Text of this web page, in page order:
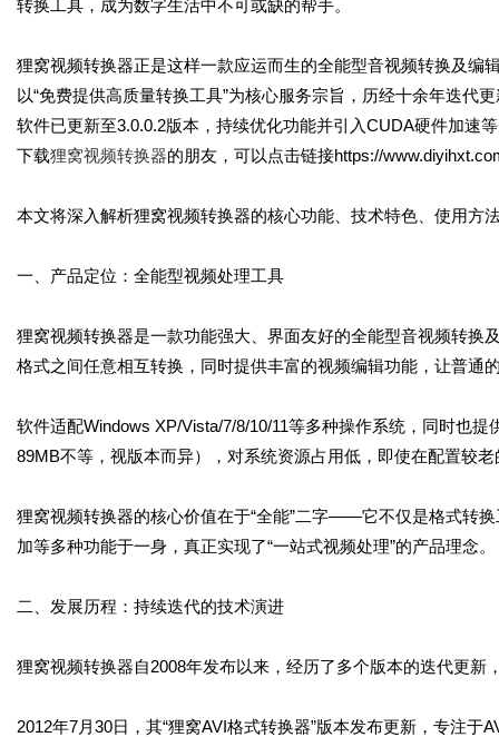
转换工具，成为数字生活中不可或缺的帮手。
狸窝视频转换器正是这样一款应运而生的全能型音视频转换及编
以“免费提供高质量转换工具”为核心服务宗旨，历经十余年迭代
软件已更新至3.0.0.2版本，持续优化功能并引入CUDA硬件加速
下载狸窝视频转换器的朋友，可以点击链接https://
本文将深入解析狸窝视频转换器的核心功能、技术特色、使用方
一、产品定位：全能型视频处理工具
狸窝视频转换器是一款功能强大、界面友好的全能型音视频转换
格式之间任意相互转换，同时提供丰富的视频编辑功能，让普通
软件适配Windows XP/Vista/7/8/10/11等多种操作系统，同时也
89MB不等，视版本而异），对系统资源占用低，即使在配置较
狸窝视频转换器的核心价值在于“全能”二字——它不仅是格式转
加等多种功能于一身，真正实现了“一站式视频处理”的产品理念。
二、发展历程：持续迭代的技术演进
狸窝视频转换器自2008年发布以来，经历了多个版本的迭代更新
2012年7月30日，其“狸窝AVI格式转换器”版本发布更新，专注